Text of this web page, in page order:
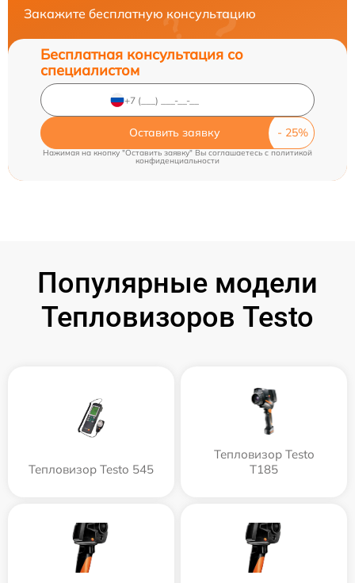
Закажите бесплатную консультацию
Бесплатная консультация со
специалистом
Оставить заявку
Нажимая на кнопку "Оставить заявку" Вы соглашаетесь cполитикой
конфиденциальности
Популярные модели
Тепловизоров Testo
Тепловизор Testo 545
Тепловизор Testo
T185